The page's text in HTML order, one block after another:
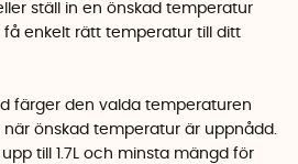
ställ in en önskad temperatur
få enkelt rätt temperatur till ditt
färger den valda temperaturen
önskad temperatur är uppnådd.
till 1.7L och minsta mängd för